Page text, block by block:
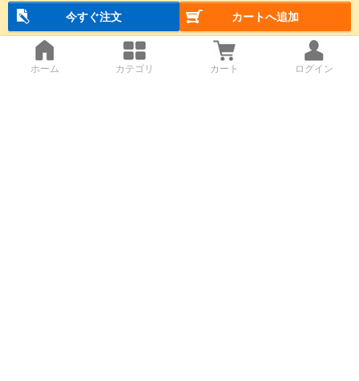
今すぐ注文
カートへ追加
ホーム カテゴリ カート ログイン